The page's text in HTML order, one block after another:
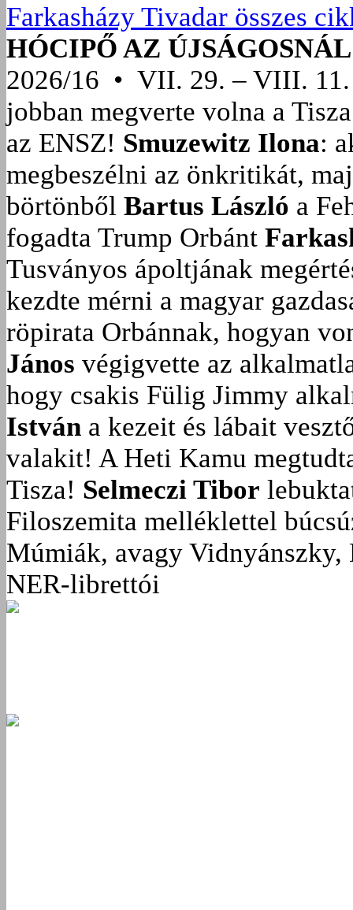
Farkasházy Tivadar összes
HÓCIPŐ AZ ÚJSÁGOSNÁL
2026/16 • VII. 29. – VIII. 11.
jobban megverte volna a
az ENSZ! Smuzewitz Ilona:
megbeszélni az önkritikát,
börtönből Bartus László a
fogadta Trump Orbánt
Tusványos ápoltjának
kezdte mérni a magyar
röpirata Orbánnak, hogyan
János végigvette az
hogy csakis Fülig Jimmy
István a kezeit és lábait
valakit! A Heti Kamu
Tisza! Selmeczi Tibor
Filoszemita melléklettel
Múmiák, avagy Vidnyánszky,
NER-librettói